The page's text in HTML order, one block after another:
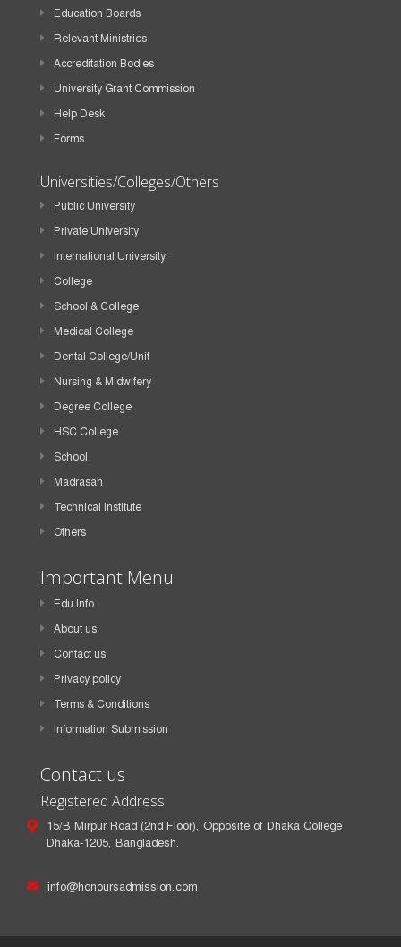
Education Boards
Relevant Ministries
Accreditation Bodies
University Grant Commission
Help Desk
Forms
Universities/Colleges/Others
Public University
Private University
International University
College
School & College
Medical College
Dental College/Unit
Nursing & Midwifery
Degree College
HSC College
School
Madrasah
Technical Institute
Others
Important Menu
Edu Info
About us
Contact us
Privacy policy
Terms & Conditions
Information Submission
Contact us
Registered Address
15/B Mirpur Road (2nd Floor), Opposite of Dhaka College
Dhaka-1205, Bangladesh.
info@honoursadmission.com